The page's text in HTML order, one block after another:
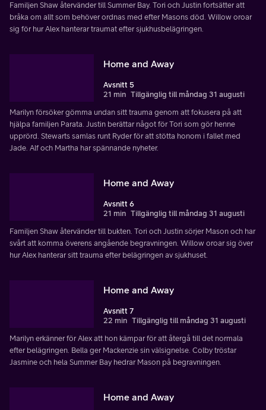
Familjen Shaw återvänder till Summer Bay. Tori och Justin fortsätter att
bråka om allt som behöver ordnas med efter Masons död. Willow oroar
sig för hur Alex hanterar traumat efter sjukhusbelägringen.
Home and Away
Avsnitt 5
21 min Tillgänglig till måndag 31 augusti
Marilyn försöker gömma undan sitt trauma genom att fokusera på att
hjälpa familjen Parata. Justin berättar något för Tori som gör henne
upprörd. Stewarts samlas runt Ryder för att stötta honom i fallet med
Jade. Alf och Martha har spännande nyheter.
Home and Away
Avsnitt 6
21 min Tillgänglig till måndag 31 augusti
Familjen Shaw återvänder till bukten. Tori och Justin sörjer Mason och har
svårt att komma överens angående begravningen. Willow oroar sig över
hur Alex hanterar sitt trauma efter belägringen av sjukhuset.
Home and Away
Avsnitt 7
22 min Tillgänglig till måndag 31 augusti
Marilyn erkänner för Alex att hon kämpar för att återgå till det normala
efter belägringen. Bella ger Mackenzie sin välsignelse. Colby tröstar
Jasmine och hela Summer Bay hedrar Mason på begravningen.
Home and Away